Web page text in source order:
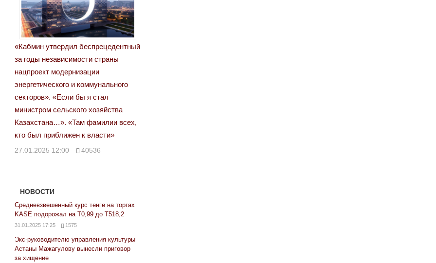
«Кабмин утвердил беспрецедентный
за годы независимости страны
нацпроект модернизации
энергетического и коммунального
секторов». «Если бы я стал
министром сельского хозяйства
Казахстана…». «Там фамилии всех,
кто был приближен к власти»
27.01.2025 12:00 40536
НОВОСТИ
Средневзвешенный курс тенге на торгах
KASE подорожал на Т0,99 до Т518,2
31.01.2025 17:25 1575
Экс-руководителю управления культуры
Астаны Мажагулову вынесли приговор
за хищение